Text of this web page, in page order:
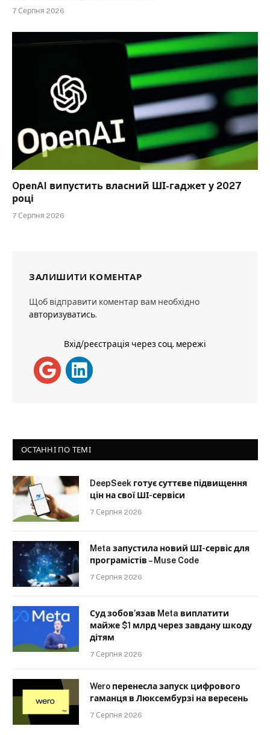
7 Серпня 2026
OpenAI випустить власний ШІ-гаджет у 2027
році
7 Серпня 2026
ЗАЛИШИТИ КОМЕНТАР
Щоб відправити коментар вам необхідно
авторизуватись.
Вхід/реєстрація через соц. мережі
ОСТАННІ ПО ТЕМІ
DeepSeek готує суттєве підвищення
цін на свої ШІ-сервіси
7 Серпня 2026
Meta запустила новий ШІ-сервіс для
програмістів – Muse Code
7 Серпня 2026
Суд зобов’язав Meta виплатити
майже $1 млрд через завдану шкоду
дітям
7 Серпня 2026
Wero перенесла запуск цифрового
гаманця в Люксембурзі на вересень
7 Серпня 2026